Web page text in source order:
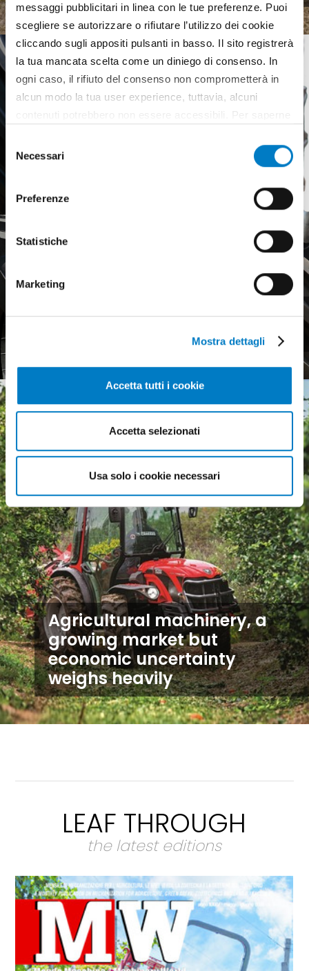
messaggi pubblicitari in linea con le tue preferenze. Puoi
scegliere se autorizzare o rifiutare l’utilizzo dei cookie
cliccando sugli appositi pulsanti in basso. Il sito registrerà
la tua mancata scelta come un diniego di consenso. In
ogni caso, il rifiuto del consenso non comprometterà in
alcun modo la tua user experience, tuttavia, alcuni
all’utilizzo di tutti, o solamente di alcuni di essi, ti
delNecessari
Preferenze
Statistiche
Marketing
Mostra dettagli
Accetta tutti i cookie
Accetta selezionati
Usa solo i cookie necessari
Agricultural tyres, a weak
European market
Agricultural machinery, a
growing market but
economic uncertainty
weighs heavily
LEAF THROUGH
the latest editions